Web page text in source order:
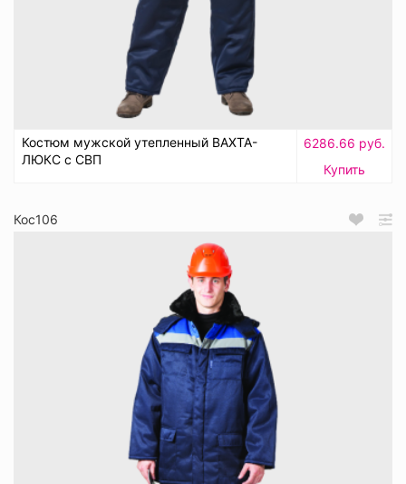
Костюм мужской утепленный ВАХТА-
ЛЮКС с СВП
6286.66 руб.
Купить
Кос106